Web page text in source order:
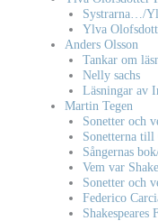
Systrarna…/
Ylva
Anders Olsson
Tankar om
Nelly sachs
Läsningar av
Martin Tegen
Sonetter och
Sonetterna
Sångernas
Vem var
Sonetter och
Federico
Shakespeares